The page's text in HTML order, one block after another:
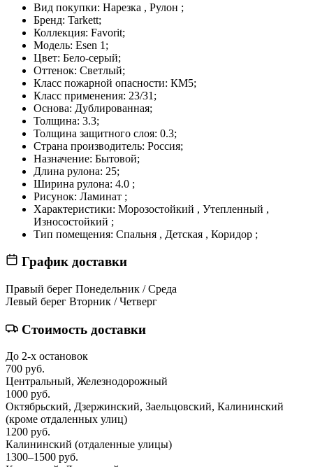
Вид покупки: Нарезка , Рулон ;
Бренд: Tarkett;
Коллекция: Favorit;
Модель: Esen 1;
Цвет: Бело-серый;
Оттенок: Светлый;
Класс пожарной опасности: КМ5;
Класс применения: 23/31;
Основа: Дублированная;
Толщина: 3.3;
Толщина защитного слоя: 0.3;
Страна производитель: Россия;
Назначение: Бытовой;
Длина рулона: 25;
Ширина рулона: 4.0 ;
Рисунок: Ламинат ;
Характеристики: Морозостойкий , Утепленный ,
Износостойкий ;
Тип помещения: Спальня , Детская , Коридор ;
График доставки
Правый берег Понедельник / Среда
Левый берег Вторник / Четверг
Стоимость доставки
До 2-х остановок
700 руб.
Центральный, Железнодорожный
1000 руб.
Октябрьский, Дзержинский, Заельцовский, Калининский
(кроме отдаленных улиц)
1200 руб.
Калининский (отдаленные улицы)
1300–1500 руб.